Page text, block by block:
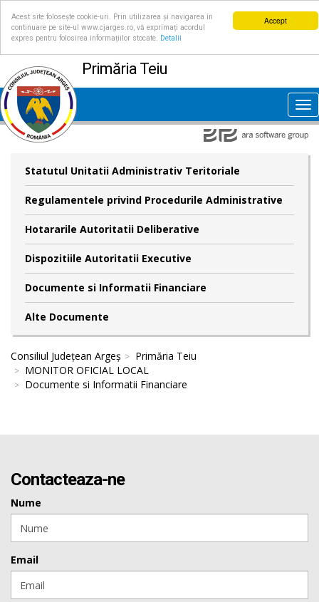
Accept
Acest site folosește cookie-uri. Prin utilizarea și navigarea în
continuare pe site-ul www.cjarges.ro, vă exprimați acordul
expres pentru folosirea informațiilor stocate.
Detalii
Primăria Teiu
Statutul Unitatii Administrativ Teritoriale
Regulamentele privind Procedurile Administrative
Hotararile Autoritatii Deliberative
Dispozitiile Autoritatii Executive
Documente si Informatii Financiare
Alte Documente
Consiliul Județean Argeș
Primăria Teiu
MONITOR OFICIAL LOCAL
Documente si Informatii Financiare
Contacteaza-ne
Nume
Email